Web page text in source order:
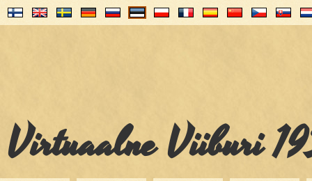
Virtuaalne Viiburi